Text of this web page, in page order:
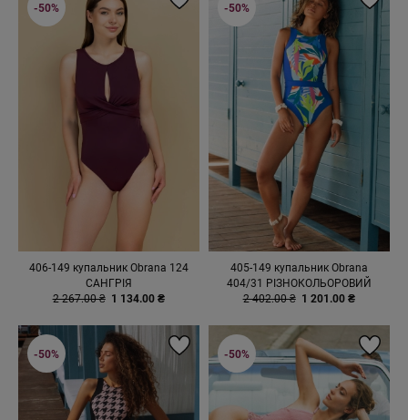
406-149 купальник Obrana 124
САНГРІЯ
2 267.00 ₴ 1 134.00 ₴
-50%
405-149 купальник Obrana
404/31 РІЗНОКОЛЬОРОВИЙ
2 402.00 ₴ 1 201.00 ₴
-50%
-50% -50%